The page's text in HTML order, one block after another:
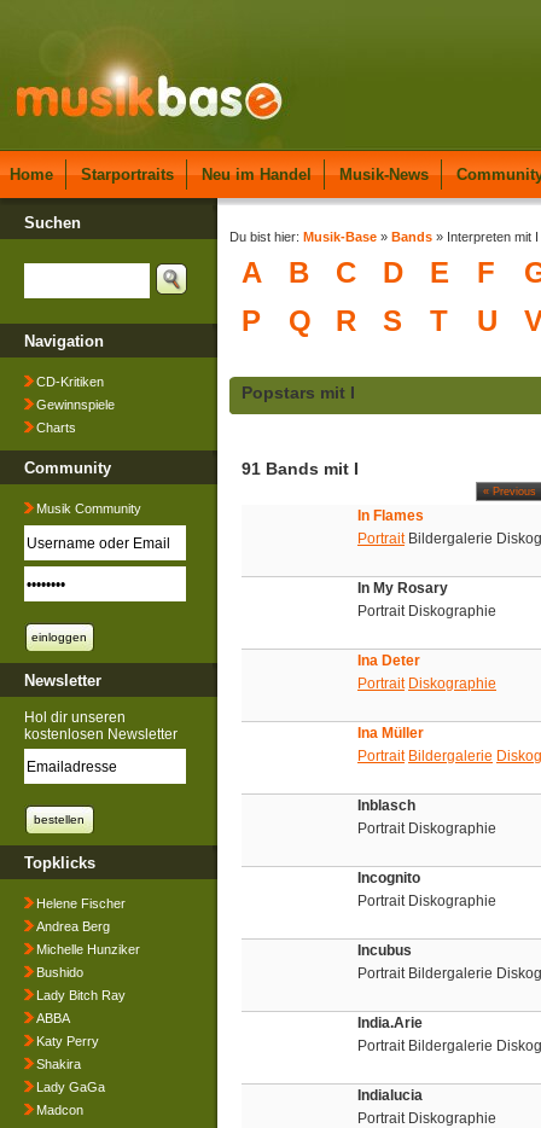
Home Starportraits Neu im Handel Musik-News
Suchen
Navigation
CD-Kritiken
Gewinnspiele
Charts
Community
Musik Community
Newsletter
Hol dir unseren
kostenlosen Newsletter
Topklicks
Helene Fischer
Andrea Berg
Michelle Hunziker
Bushido
Lady Bitch Ray
ABBA
Katy Perry
Shakira
Lady GaGa
Madcon
Du bist hier: Musik-Base » Bands » Interpreten mit I
A B C D E F
P
Q R S T U
Popstars mit I
91 Bands mit I
« Previous
In Flames
PortraitBildergalerie
In My Rosary
Portrait Diskographie
Ina Deter
Portrait Diskographie
Ina Müller
Portrait Bildergalerie
Inblasch
Portrait Diskographie
Incognito
Portrait Diskographie
Incubus
Portrait Bildergalerie
India.Arie
Portrait Bildergalerie
Indialucia
Portrait Diskographie